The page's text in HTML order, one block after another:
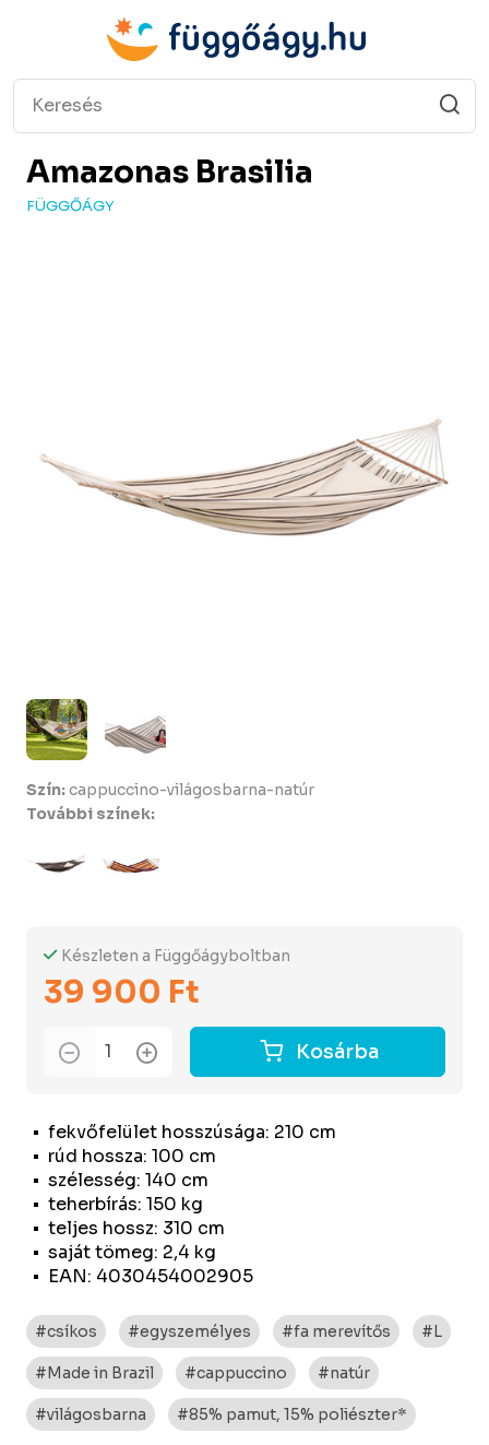
Amazonas Brasilia
FÜGGŐÁGY
fekvőfelület hosszúsága: 210 cm
rúd hossza: 100 cm
szélesség: 140 cm
teherbírás: 150 kg
teljes hossz: 310 cm
saját tömeg: 2,4 kg
EAN: 4030454002905
Készleten a Függőágyboltban
39 900 Ft
Kosárba
Szín:cappuccino-világosbarna-natúr
További színek:
#csíkos #egyszemélyes #fa merevítős #L
#Made in Brazil #cappuccino #natúr
#világosbarna #85% pamut, 15% poliészter*